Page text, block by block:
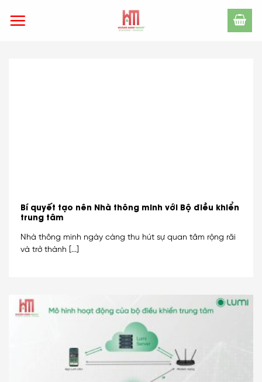
Bí quyết tạo nên Nhà thông minh với Bộ điều khiển
trung tâm
Nhà thông minh ngày càng thu hút sự quan tâm rộng rãi
và trở thành [...]